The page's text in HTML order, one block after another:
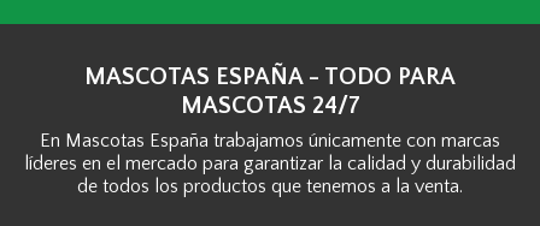
MASCOTAS ESPAÑA - TODO PARA
MASCOTAS 24/7
En Mascotas España trabajamos únicamente con marcas
líderes en el mercado para garantizar la calidad y durabilidad
de todos los productos que tenemos a la venta.